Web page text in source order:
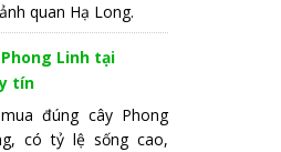
quan Hạ Long.
Linh tại
tín
đúng cây Phong
có tỷ lệ sống cao,